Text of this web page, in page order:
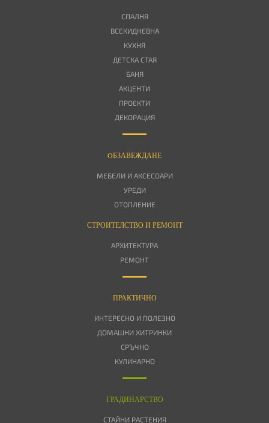
СПАЛНЯ
ВСЕКИДНЕВНА
КУХНЯ
ДЕТСКА СТАЯ
БАНЯ
АКЦЕНТИ
ПРОЕКТИ
ДЕКОРАЦИЯ
OБЗАВЕЖДАНЕ
МЕБЕЛИ И АКСЕСОАРИ
УРЕДИ
ОТОПЛЕНИЕ
СТРОИТЕЛСТВО И РЕМОНТ
АРХИТЕКТУРА
РЕМОНТ
ПРАКТИЧНО
ИНТЕРЕСНО И ПОЛЕЗНО
ДОМАШНИ ХИТРИНКИ
СРЪЧНО
КУЛИНАРНО
ГРАДИНАРСТВО
СТАЙНИ РАСТЕНИЯ